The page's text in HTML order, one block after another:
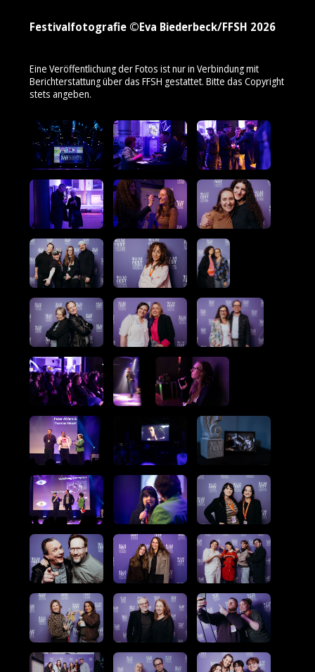
Festivalfotografie ©Eva Biederbeck/FFSH 2026
Eine Veröffentlichung der Fotos ist nur in Verbindung mit
Berichterstattung über das FFSH gestattet. Bitte das Copyright
stets angeben.